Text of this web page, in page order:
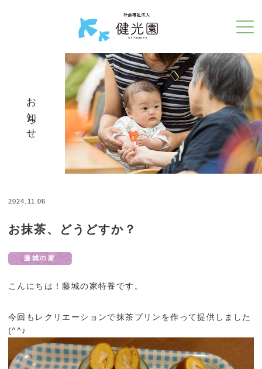
お知らせ
2024.11.06
お抹茶、どうどすか？
藤城の家
こんにちは！藤城の家特養です。
今回もレクリエーションで抹茶プリンを作って提供しました
(^^♪